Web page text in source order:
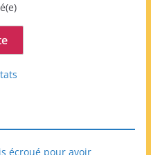
écroué pour avoir